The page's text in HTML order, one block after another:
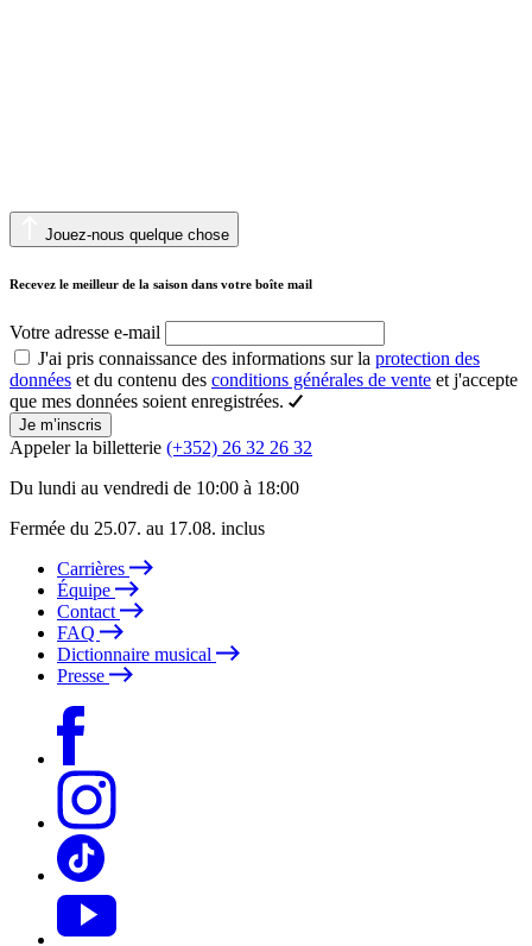
Jouez-nous quelque chose
Recevez le meilleur de la saison dans votre boîte mail
Votre adresse e-mail
J'ai pris connaissance des informations sur la protection des
données et du contenu des conditions générales de vente et j'accepte
que mes données soient enregistrées.
Je m’inscris
Appeler la billetterie (+352) 26 32 26 32
Du lundi au vendredi de 10:00 à 18:00
Fermée du 25.07. au 17.08. inclus
Carrières
Équipe
Contact
FAQ
Dictionnaire musical
Presse